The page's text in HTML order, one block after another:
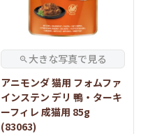
アニモンダ 猫用 フォムファ
インステン デリ 鴨・ターキ
ーフィレ 成猫用 85g
(83063)